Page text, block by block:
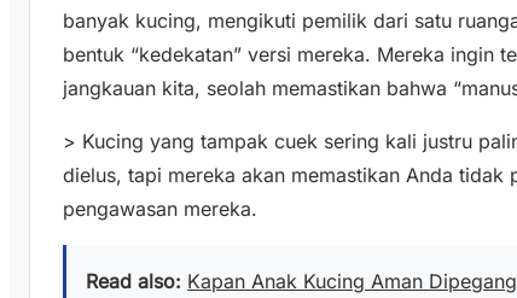
banyak kucing, mengikuti pemilik dari satu
bentuk “kedekatan” versi mereka. Mereka ingin
jangkauan kita, seolah memastikan bahwa
> Kucing yang tampak cuek sering kali justru
dielus, tapi mereka akan memastikan Anda tidak
pengawasan mereka.
Read also: Kapan Anak Kucing Aman